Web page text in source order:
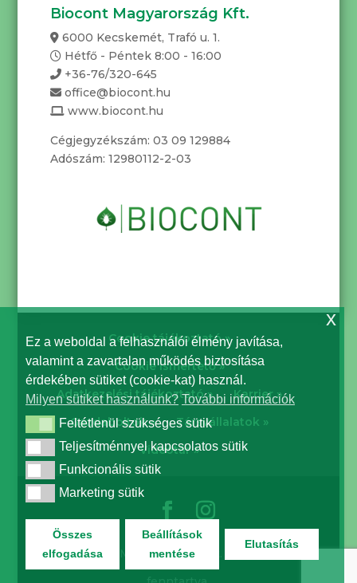
Ez a weboldal a felhasználói élmény javítása,
valamint a zavartalan működés biztosítása
érdekében sütiket (cookie-kat) használ.
Milyen sütiket használunk? További információk
Feltétlenül szükséges sütik
Feltétlenül szükséges sütik
Teljesítménnyel kapcsolatos sütik
Teljesítménnyel kapcsolatos sütik
Funkcionális sütik
Funkcionális sütik
Marketing sütik
Marketing sütik
Összes
elfogadása
Beállítások
mentése
Elutasítás
x
Biocont Magyarország Kft.
6000 Kecskemét, Trafó u. 1.
Hétfő - Péntek 8:00 - 16:00
+36-76/320-645
office@biocont.hu
www.biocont.hu
Cégjegyzékszám: 03 09 129884
Adószám: 12980112-2-03
Cookie tájékoztató »
Cookie ismertető »
Adatkezelési tájékoztató »
Karrier »
Gazdaboltok »
Társvállalatok »
Videótár »
© Biocont Magyarország Kft. | Minden jog